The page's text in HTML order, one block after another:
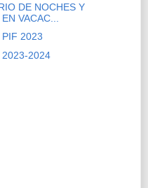
DE NOCHES Y
VACAC...
PIF 2023
2023-2024